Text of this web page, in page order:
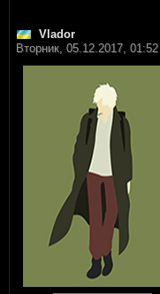
Vlador
Вторник, 05.12.2017,